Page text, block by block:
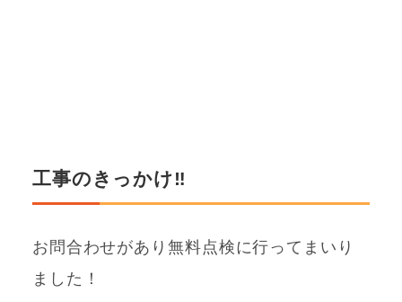
工事のきっかけ‼
お問合わせがあり無料点検に行ってまいり
ました！